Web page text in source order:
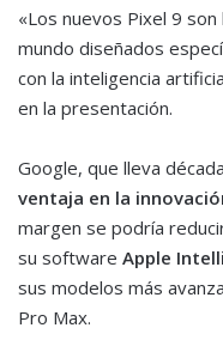
«Los nuevos Pixel 9
mundo diseñados
con la inteligencia
en la presentación.
Google, que lleva
ventaja en la
margen se podría
su software Apple
sus modelos más
Pro Max.